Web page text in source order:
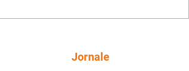
comentam sobre a possível jazida de
tungstênio na região. Virgínia provoca
Jornale